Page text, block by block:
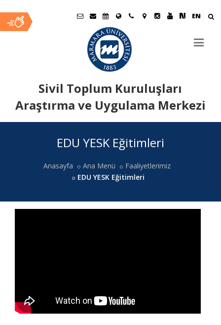
EN
Sivil Toplum Kuruluşları
Araştırma ve Uygulama Merkezi
EDU YESK Eğitimleri
Anasayfa Ana Menü
Faaliyetlerimiz
EDU YESK Eğitimleri